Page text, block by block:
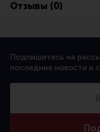
Отзывы (0)
Подпишитесь на
последние новости и